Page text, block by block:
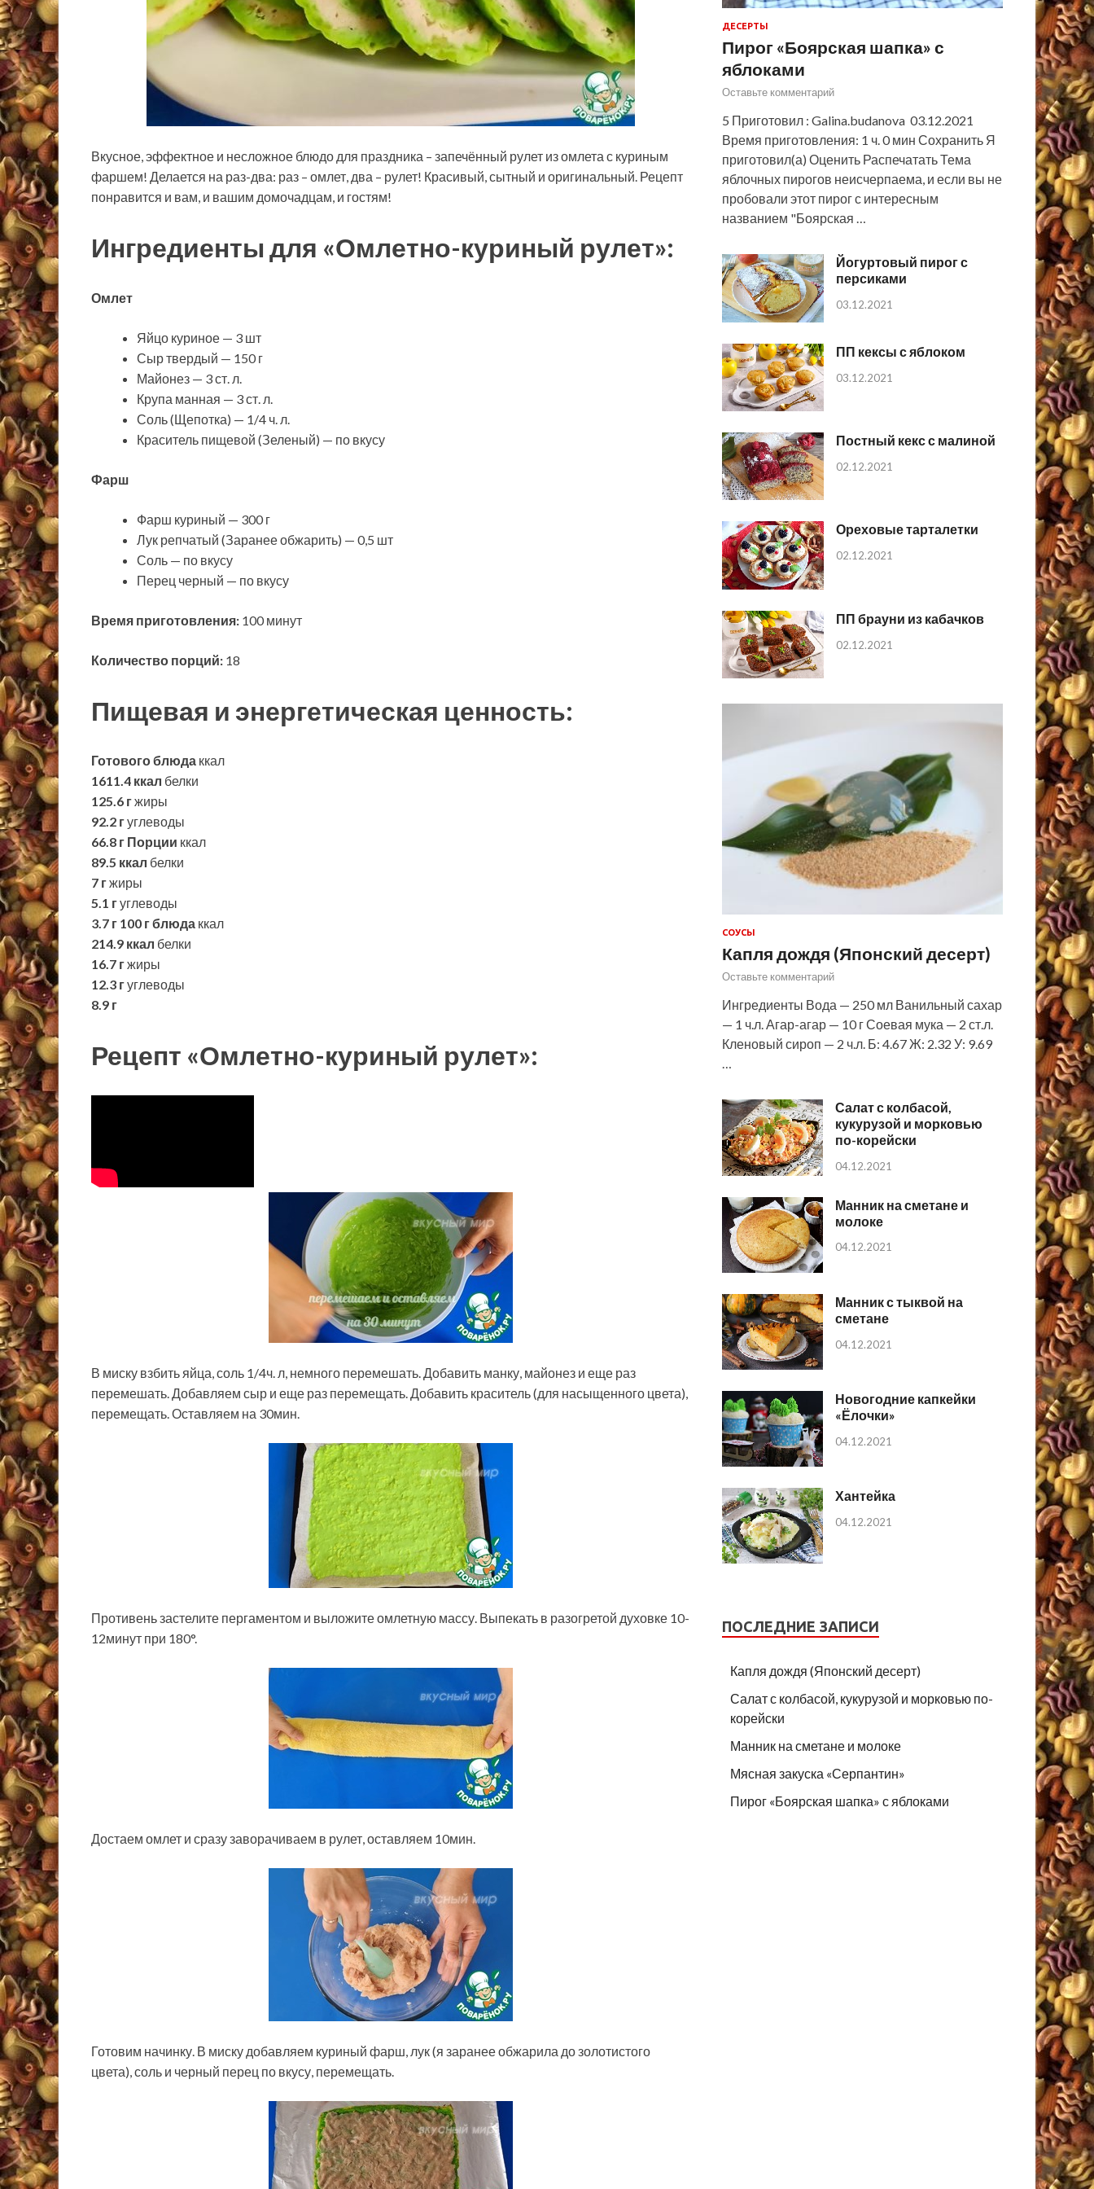
Вкусное, эффектное и несложное блюдо для праздника – запечённый рулет из омлета с куриным
фаршем! Делается на раз-два: раз – омлет, два – рулет! Красивый, сытный и оригинальный. Рецепт
понравится и вам, и вашим домочадцам, и гостям!
Ингредиенты для «Омлетно-куриный рулет»:
Омлет
Яйцо куриное — 3 шт
Сыр твердый — 150 г
Майонез — 3 ст. л.
Крупа манная — 3 ст. л.
Соль (Щепотка) — 1/4 ч. л.
Краситель пищевой (Зеленый) — по вкусу
Фарш
Фарш куриный — 300 г
Лук репчатый (Заранее обжарить) — 0,5 шт
Соль — по вкусу
Перец черный — по вкусу
Время приготовления: 100 минут
Количество порций: 18
Пищевая и энергетическая ценность:
Готового блюда ккал
1611.4 ккал белки
125.6 гжиры
92.2 гуглеводы
66.8 г Порции ккал
89.5 ккал белки
7 гжиры
5.1 гуглеводы
3.7 г 100 г блюда ккал
214.9 ккал белки
16.7 гжиры
12.3 гуглеводы
8.9 г
Рецепт «Омлетно-куриный рулет»:
В миску взбить яйца, соль 1/4ч. л, немного перемешать. Добавить манку, майонез и еще раз
перемешать. Добавляем сыр и еще раз перемещать. Добавить краситель (для насыщенного цвета),
перемещать. Оставляем на 30мин.
Противень застелите пергаментом и выложите омлетную массу. Выпекать в разогретой духовке 10-
12минут при 180°.
Достаем омлет и сразу заворачиваем в рулет, оставляем 10мин.
Готовим начинку. В миску добавляем куриный фарш, лук (я заранее обжарила до золотистого
цвета), соль и черный перец по вкусу, перемещать.
ДЕСЕРТЫ
Пирог «Боярская шапка» с
яблоками
Оставьте комментарий
5 Приготовил : Galina.budanova 03.12.2021
Время приготовления: 1 ч. 0 мин Сохранить Я
приготовил(а) Оценить Распечатать Тема
яблочных пирогов неисчерпаема, и если вы не
пробовали этот пирог с интересным
названием "Боярская …
Йогуртовый пирог с
персиками
03.12.2021
ПП кексы с яблоком
03.12.2021
Постный кекс с малиной
02.12.2021
Ореховые тарталетки
02.12.2021
ПП брауни из кабачков
02.12.2021
СОУСЫ
Капля дождя (Японский десерт)
Оставьте комментарий
Ингредиенты Вода — 250 мл Ванильный сахар
— 1 ч.л. Агар-агар — 10 г Соевая мука — 2 ст.л.
Кленовый сироп — 2 ч.л. Б: 4.67 Ж: 2.32 У: 9.69
…
Салат с колбасой,
кукурузой и морковью
по-корейски
04.12.2021
Манник на сметане и
молоке
04.12.2021
Манник с тыквой на
сметане
04.12.2021
Новогодние капкейки
«Ёлочки»
04.12.2021
Хантейка
04.12.2021
ПОСЛЕДНИЕ ЗАПИСИ
Капля дождя (Японский десерт)
Салат с колбасой, кукурузой и морковью по-
корейски
Манник на сметане и молоке
Мясная закуска «Серпантин»
Пирог «Боярская шапка» с яблоками